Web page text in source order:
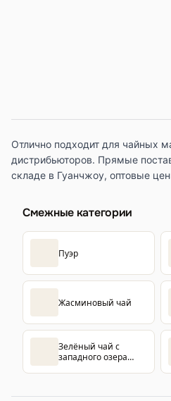
Отлично подходит для чайных
дистрибьюторов. Прямые
складе в Гуанчжоу, оптовые
Смежные категории
Пуэр
Жасминовый чай
Зелёный чай с
западного озера